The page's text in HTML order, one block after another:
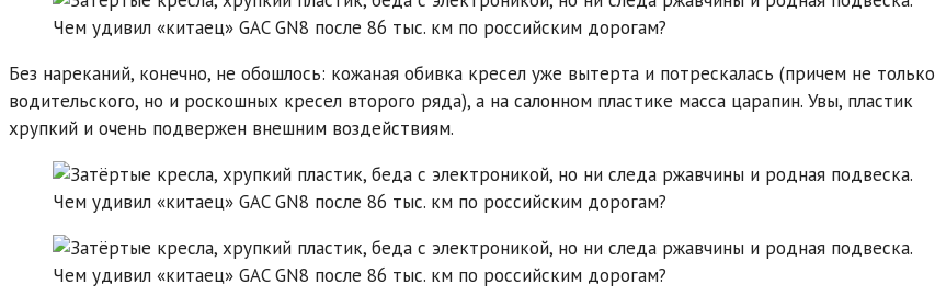
Без нареканий, конечно, не обошлось: кожаная обивка кресел уже вытерта и потрескалась (причем не только
водительского, но и роскошных кресел второго ряда), а на салонном пластике масса царапин. Увы, пластик
хрупкий и очень подвержен внешним воздействиям.